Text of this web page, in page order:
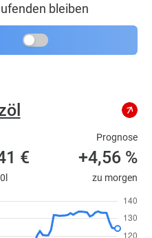
bleiben
€
Prognose
+4,56 %
zu morgen